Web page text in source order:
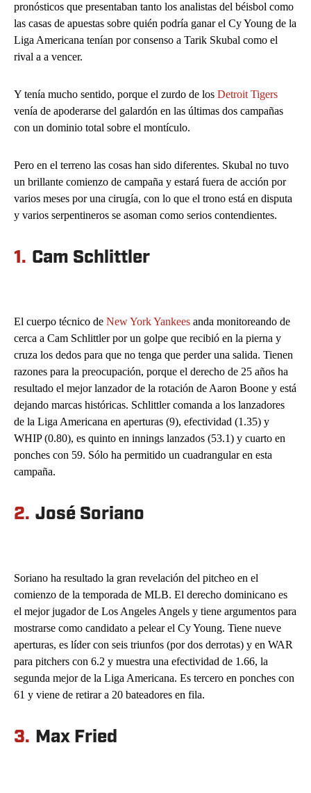
pronósticos que presentaban tanto los analistas del béisbol como
las casas de apuestas sobre quién podría ganar el Cy Young de la
Liga Americana tenían por consenso a Tarik Skubal como el
rival a a vencer.
Y tenía mucho sentido, porque el zurdo de los Detroit Tigers
venía de apoderarse del galardón en las últimas dos campañas
con un dominio total sobre el montículo.
Pero en el terreno las cosas han sido diferentes. Skubal no tuvo
un brillante comienzo de campaña y estará fuera de acción por
varios meses por una cirugía, con lo que el trono está en disputa
y varios serpentineros se asoman como serios contendientes.
1. Cam Schlittler
El cuerpo técnico de New York Yankees anda monitoreando de
cerca a Cam Schlittler por un golpe que recibió en la pierna y
cruza los dedos para que no tenga que perder una salida. Tienen
razones para la preocupación, porque el derecho de 25 años ha
resultado el mejor lanzador de la rotación de Aaron Boone y está
dejando marcas históricas. Schlittler comanda a los lanzadores
de la Liga Americana en aperturas (9), efectividad (1.35) y
WHIP (0.80), es quinto en innings lanzados (53.1) y cuarto en
ponches con 59. Sólo ha permitido un cuadrangular en esta
campaña.
2. José Soriano
Soriano ha resultado la gran revelación del pitcheo en el
comienzo de la temporada de MLB. El derecho dominicano es
el mejor jugador de Los Angeles Angels y tiene argumentos para
mostrarse como candidato a pelear el Cy Young. Tiene nueve
aperturas, es líder con seis triunfos (por dos derrotas) y en WAR
para pitchers con 6.2 y muestra una efectividad de 1.66, la
segunda mejor de la Liga Americana. Es tercero en ponches con
61 y viene de retirar a 20 bateadores en fila.
3. Max Fried